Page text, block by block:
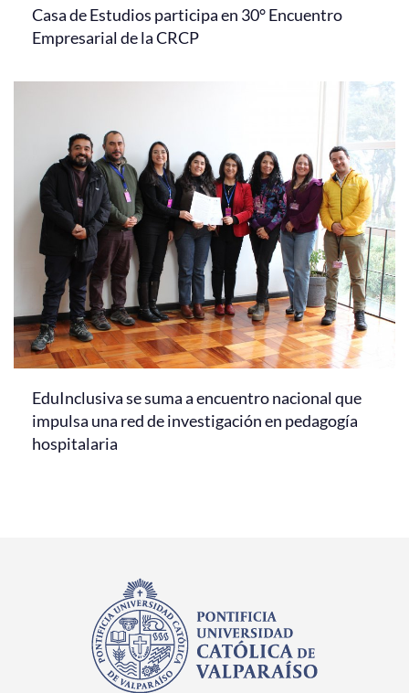
Casa de Estudios participa en 30° Encuentro
Empresarial de la CRCP
EduInclusiva se suma a encuentro nacional que
impulsa una red de investigación en pedagogía
hospitalaria